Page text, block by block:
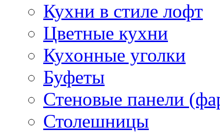
Кухни в стиле лофт
Цветные кухни
Кухонные уголки
Буфеты
Стеновые панели
Столешницы